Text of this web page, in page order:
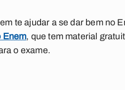
te ajudar a se dar bem no
Enem, que tem material
o exame.